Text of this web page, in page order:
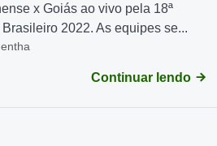
x Goiás ao vivo pela 18ª
2022. As equipes se...
Continuar lendo